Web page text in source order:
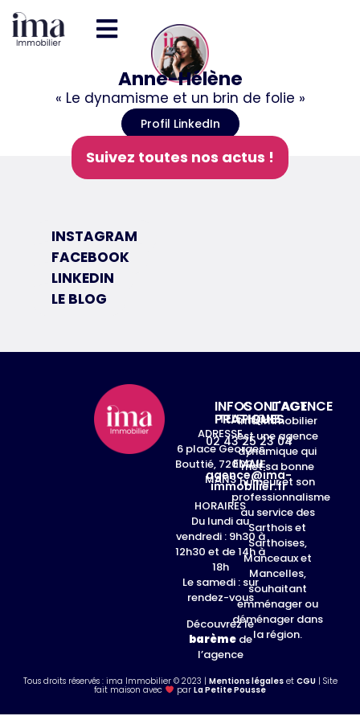
Anne-Hélène
« Le dynamisme et un brin de folie »
Profil LinkedIn
Tous droits réservés : ima Immobilier © 2023 | Mentions légaleset CGU| Site
fait maison avec par La Petite Pousse
Suivez toutes nos actus !
INSTAGRAM
FACEBOOK
LINKEDIN
LE BLOG
INFOS
PRATIQUES
ADRESSE
6 place Georges
Bouttié, 72000 LE
MANS
HORAIRES
Du lundi au
vendredi : 9h30 à
12h30 et de 14h à
18h
Le samedi : sur
rendez-vous
Découvrez le
barèmede
l’agence
CONTACT
TELEPHONE
02 43 25 23 04
EMAIL
agence@ima-
immobilier.fr
L'AGENCE
ima Immobilier
est une agence
dynamique qui
met sa bonne
humeur et son
professionnalisme
au service des
Sarthois et
Sarthoises,
Manceaux et
Mancelles,
souhaitant
emménager ou
déménager dans
la région.